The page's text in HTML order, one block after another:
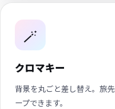
🪄
クロマキー
背景を丸ごと差し替え。旅
ープできます。